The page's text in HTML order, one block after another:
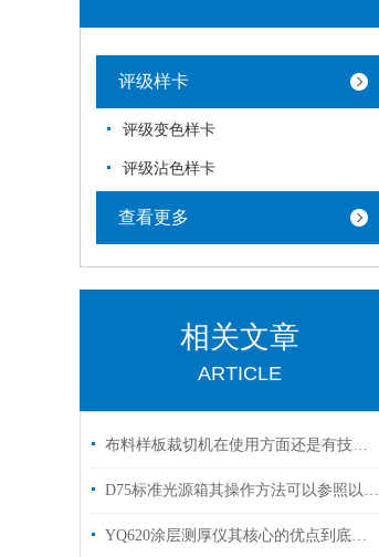
评级样卡
评级变色样卡
评级沾色样卡
查看更多
相关文章
ARTICLE
布料样板裁切机在使用方面还是有技巧的
D75标准光源箱其操作方法可以参照以下步骤进行
YQ620涂层测厚仪其核心的优点到底是什么呢？